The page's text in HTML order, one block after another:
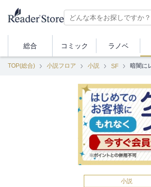
総合 コミック ラノベ
TOP(総合) 小説フロア 小説 SF 暗闇に
小説